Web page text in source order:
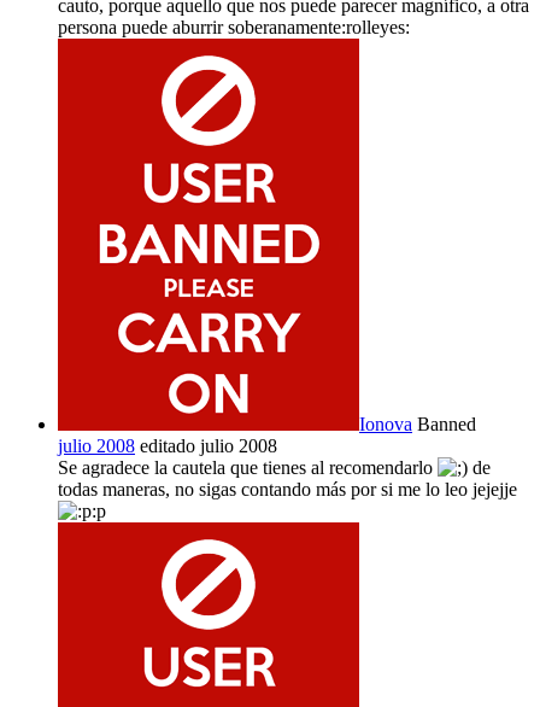
cauto, porque aquello que nos puede parecer magnífico, a otra
persona puede aburrir soberanamente:rolleyes:
Ionova Banned
julio 2008 editado julio 2008
Se agradece la cautela que tienes al recomendarlo
de
todas maneras, no sigas contando más por si me lo leo jejejje
:p